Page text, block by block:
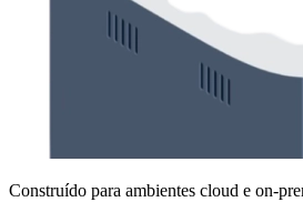
Construído para ambientes cloud e on-